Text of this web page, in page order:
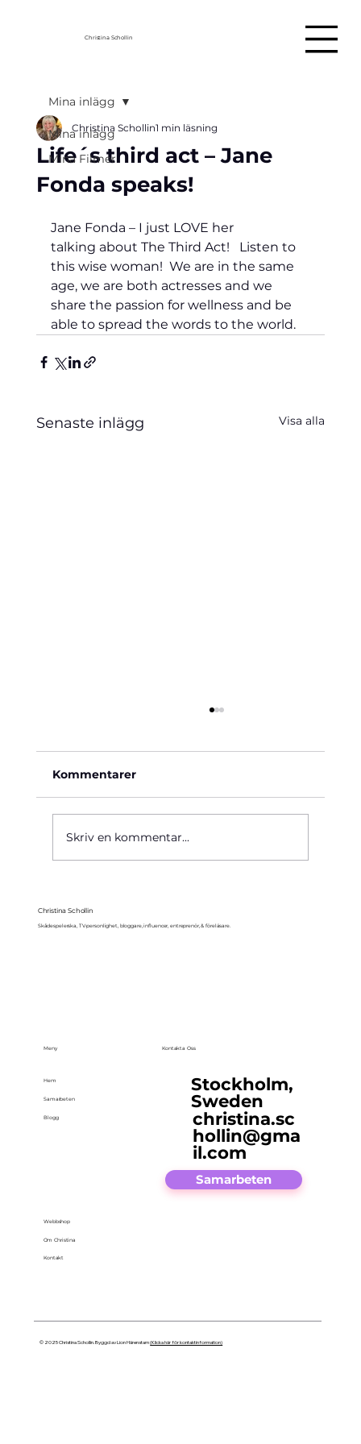
Christina Schollin
Mina inlägg
Mina Filmer
Mina inlägg
Life´s third act – Jane
Fonda speaks!
Christina Schollin1 min läsning
Jane Fonda – I just LOVE her
talking about The Third Act!   Listen to
this wise woman!  We are in the same
age, we are both actresses and we
share the passion for wellness and be
able to spread the words to the world.
Senaste inlägg Visa alla
Kommentarer
Skriv en kommentar...
Christina Schollin
Skådespelerska, TV-personlighet, bloggare, influencer, entreprenör, & föreläsare.
Meny
Hem
Samarbeten
Blogg
Webbshop
Om Christina
Kontakt
Kontakta Oss
Stockholm,
Sweden
christina.sc
hollin@gma
il.com
Samarbeten
© 2025 Christina Schollin. Byggd av Lion Härenstam(Klicka här för kontaktinformation)